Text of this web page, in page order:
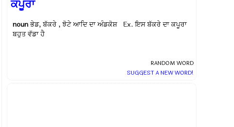
ਕਪੂਰਾ
nounਭੇਡ, ਬੱਕਰੇ , ਝੋਟੇ ਆਦਿ ਦਾ ਅੰਡਕੋਸ਼ Ex.ਇਸ ਬੱਕਰੇ ਦਾ ਕਪੂਰਾ
ਬਹੁਤ ਵੱਡਾ ਹੈ
RANDOM WORD
SUGGEST A NEW WORD!